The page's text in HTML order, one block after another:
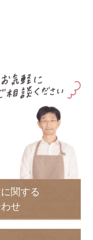
疑問を解消です
よる、相談実績
信あり！
キャッチ」も５ペ
関する
せ